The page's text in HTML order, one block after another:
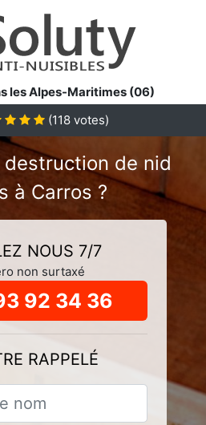
les Alpes-Maritimes (06)
(118 votes)
destruction de nid
à Carros ?
NOUS 7/7
non surtaxé
92 34 36
RAPPELÉ